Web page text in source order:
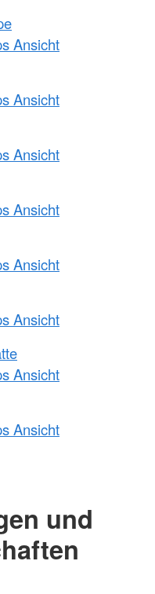
Ansicht
Ansicht
Ansicht
Ansicht
Ansicht
Ansicht
Ansicht
Ansicht
und